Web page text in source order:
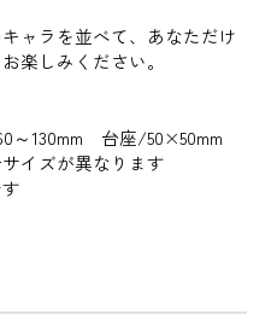
ャラを並べて、あなただけ
楽しみください。
～130mm 台座/50×50mm
イズが異なります